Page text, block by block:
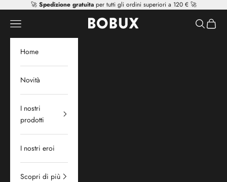
Vai al contenuto
🚀 Spedizione gratuitaper tutti gli ordini superiori a 120 € 🚀
Mr Tiggle - Distributor
Apri il menu di navigazione Mostra il
Home
Novità
I nostri
prodotti
I nostri eroi
Scopri di più